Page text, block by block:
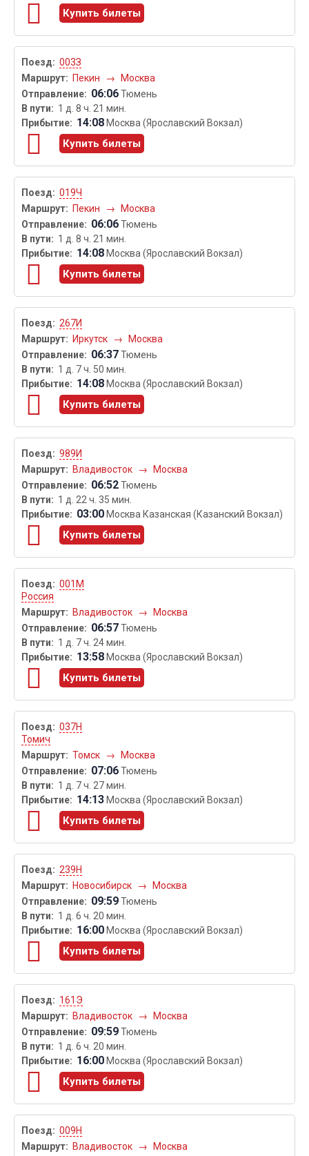
Купить билеты
003З
Пекин
→ Москва
06:06Тюмень
1 д. 8 ч. 21 мин.
14:08 Москва (Ярославский Вокзал)
Купить билеты
019Ч
Пекин
→ Москва
06:06Тюмень
1 д. 8 ч. 21 мин.
14:08 Москва (Ярославский Вокзал)
Купить билеты
267И
Иркутск
→ Москва
06:37Тюмень
1 д. 7 ч. 50 мин.
14:08 Москва (Ярославский Вокзал)
Купить билеты
989И
Владивосток
→ Москва
06:52Тюмень
1 д. 22 ч. 35 мин.
03:00 Москва Казанская (Казанский Вокзал)
Купить билеты
001М
Россия
Владивосток
→ Москва
06:57Тюмень
1 д. 7 ч. 24 мин.
13:58 Москва (Ярославский Вокзал)
Купить билеты
037Н
Томич
Томск
→ Москва
07:06Тюмень
1 д. 7 ч. 27 мин.
14:13 Москва (Ярославский Вокзал)
Купить билеты
239Н
Новосибирск
→ Москва
09:59Тюмень
1 д. 6 ч. 20 мин.
16:00 Москва (Ярославский Вокзал)
Купить билеты
161Э
Владивосток
→ Москва
09:59Тюмень
1 д. 6 ч. 20 мин.
16:00 Москва (Ярославский Вокзал)
Купить билеты
009Н
Владивосток
→ Москва